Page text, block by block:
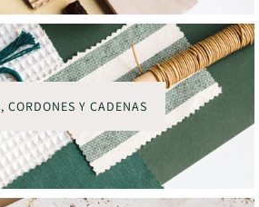
CORDONES Y CADENAS